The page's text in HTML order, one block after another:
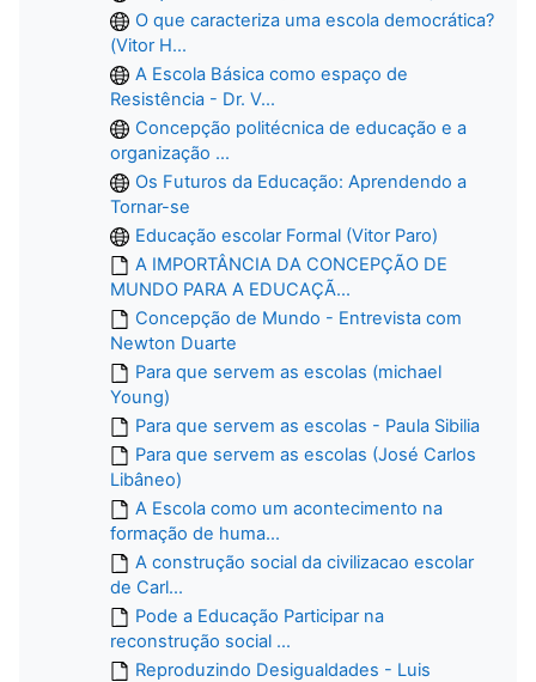
O que caracteriza uma escola democrática?
(Vitor H...
A Escola Básica como espaço de
Resistência - Dr. V...
Concepção politécnica de educação e a
organização ...
Os Futuros da Educação: Aprendendo a
Tornar-se
Educação escolar Formal (Vitor Paro)
A IMPORTÂNCIA DA CONCEPÇÃO DE
MUNDO PARA A EDUCAÇÃ...
Concepção de Mundo - Entrevista com
Newton Duarte
Para que servem as escolas (michael
Young)
Para que servem as escolas - Paula Sibilia
Para que servem as escolas (José Carlos
Libâneo)
A Escola como um acontecimento na
formação de huma...
A construção social da civilizacao escolar
de Carl...
Pode a Educação Participar na
reconstrução social ...
Reproduzindo Desigualdades - Luis